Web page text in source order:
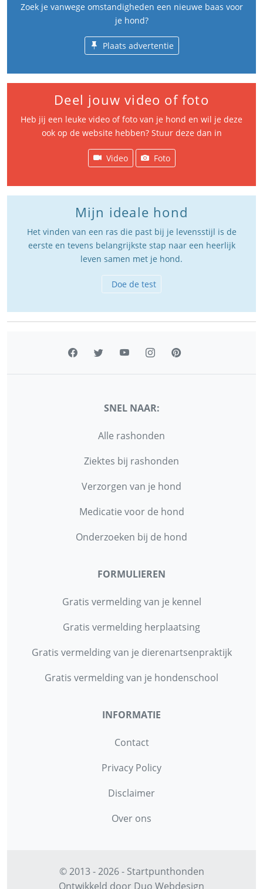
Zoek je vanwege omstandigheden een nieuwe baas voor
je hond?
Plaats advertentie
Deel jouw video of foto
Heb jij een leuke video of foto van je hond en wil je deze
ook op de website hebben? Stuur deze dan in
Video Foto
Mijn ideale hond
Het vinden van een ras die past bij je levensstijl is de
eerste en tevens belangrijkste stap naar een heerlijk
leven samen met je hond.
Doe de test
SNEL NAAR:
Alle rashonden
Ziektes bij rashonden
Verzorgen van je hond
Medicatie voor de hond
Onderzoeken bij de hond
FORMULIEREN
Gratis vermelding van je kennel
Gratis vermelding herplaatsing
Gratis vermelding van je dierenartsenpraktijk
Gratis vermelding van je hondenschool
INFORMATIE
Contact
Privacy Policy
Disclaimer
Over ons
© 2013 - 2026 - Startpunthonden
Ontwikkeld door Duo Webdesign